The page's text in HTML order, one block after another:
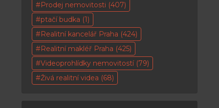
Prodej nemovitosti (407)
ptačí budka (1)
Realitní kancelář Praha (424)
Realitní makléř Praha (425)
Videoprohlídky nemovitostí(79)
Živá realitní videa (68)